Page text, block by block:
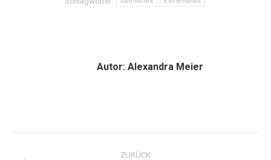
Autor: Alexandra Meier
Kommentarnavigation
ZURÜCK